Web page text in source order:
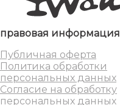
правовая информация
Публичная оферта
Политика обработки
персональных данных
Согласие на обработку
персональных данных